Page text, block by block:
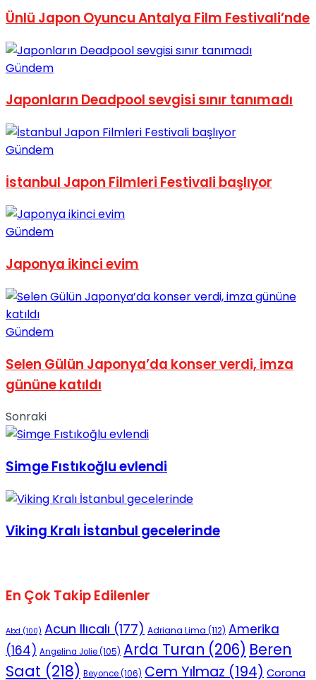
No Result
View All Result
Ünlü Japon Oyuncu Antalya Film Festivali’nde
Gündem
Japonların Deadpool sevgisi sınır tanımadı
Gündem
İstanbul Japon Filmleri Festivali başlıyor
Gündem
Japonya ikinci evim
Gündem
Selen Gülün Japonya’da konser verdi, imza
gününe katıldı
Sonraki
Simge Fıstıkoğlu evlendi
Viking Kralı İstanbul gecelerinde
En Çok Takip Edilenler
Abd (100) Acun Ilıcalı (177) Adriana Lima (112) Amerika
(164) Angelina Jolie(105) Arda Turan (206) Beren
Saat (218) Beyonce(106) Cem Yılmaz (194) Corona